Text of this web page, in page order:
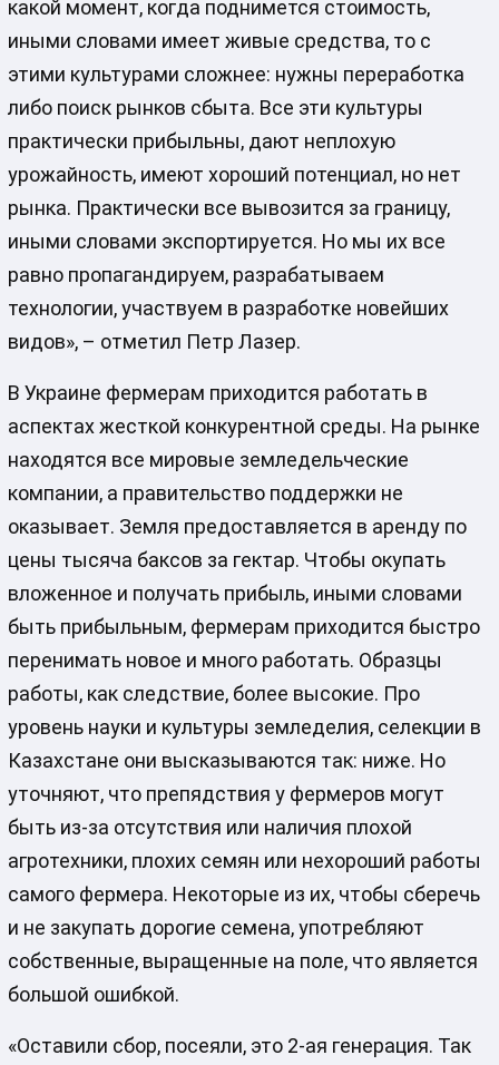
какой момент, когда поднимется стоимость,
иными словами имеет живые средства, то с
этими культурами сложнее: нужны переработка
либо поиск рынков сбыта. Все эти культуры
практически прибыльны, дают неплохую
урожайность, имеют хороший потенциал, но нет
рынка. Практически все вывозится за границу,
иными словами экспортируется. Но мы их все
равно пропагандируем, разрабатываем
технологии, участвуем в разработке новейших
видов», – отметил Петр Лазер.
В Украине фермерам приходится работать в
аспектах жесткой конкурентной среды. На рынке
находятся все мировые земледельческие
компании, а правительство поддержки не
оказывает. Земля предоставляется в аренду по
цены тысяча баксов за гектар. Чтобы окупать
вложенное и получать прибыль, иными словами
быть прибыльным, фермерам приходится быстро
перенимать новое и много работать. Образцы
работы, как следствие, более высокие. Про
уровень науки и культуры земледелия, селекции в
Казахстане они высказываются так: ниже. Но
уточняют, что препядствия у фермеров могут
быть из-за отсутствия или наличия плохой
агротехники, плохих семян или нехороший работы
самого фермера. Некоторые из их, чтобы сберечь
и не закупать дорогие семена, употребляют
собственные, выращенные на поле, что является
большой ошибкой.
«Оставили сбор, посеяли, это 2-ая генерация. Так